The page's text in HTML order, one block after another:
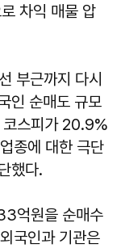
차익 매물 압
부근까지 다시
인 순매도 규모
코스피가 20.9%
종에 대한 극단
했다.
억원을 순매수
국인과 기관은